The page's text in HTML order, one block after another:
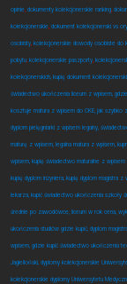
opinie, dokumenty kolekcjonerskie ranking,
kolekcjonerskie, dokument kolekcjonerski vs
osobisty, kolekcjonerskie dowody osobiste do
pobytu, kolekcjonerskie paszporty,
kolekcjonerskich, kupię dokument
świadectwo ukończenia liceum z wpisem,
kosztuje matura z wpisem do CKE, jak szybko
dyplom pielęgniarki z wpisem legalny,
maturę z wpisem, legalna matura z wpisem,
wpisem, kupię świadectwo maturalne z wpisem
kupię dyplom inżyniera, kupię dyplom magistra
lekarza, kupić świadectwo ukończenia szkoły
średnie po zawodówce, liceum w rok cena,
ukończenia studiów gdzie kupić, dyplom
wpisem, gdzie kupić świadectwo ukończenia
Jagielloński, dyplomy kolekcjonerskie
kolekcjonerskie dyplomy Uniwersytetu